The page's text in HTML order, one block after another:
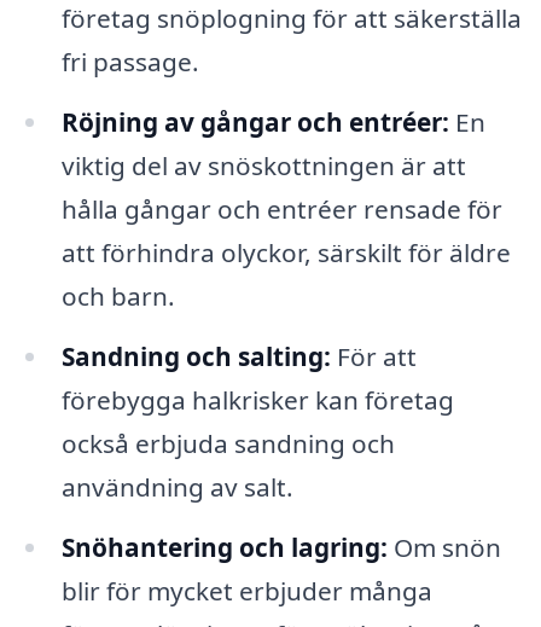
företag snöplogning för att säkerställa
fri passage.
Röjning av gångar och entréer: En
viktig del av snöskottningen är att
hålla gångar och entréer rensade för
att förhindra olyckor, särskilt för äldre
och barn.
Sandning och salting: För att
förebygga halkrisker kan företag
också erbjuda sandning och
användning av salt.
Snöhantering och lagring: Om snön
blir för mycket erbjuder många